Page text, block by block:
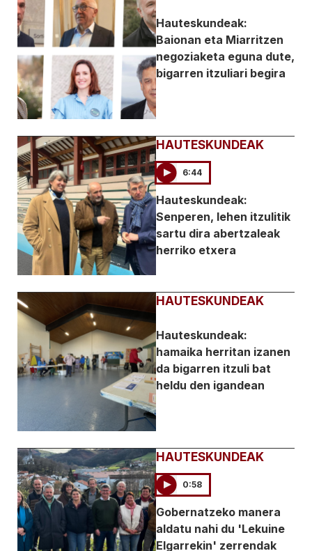
Hauteskundeak:
Baionan eta Miarritzen
negoziaketa eguna dute,
bigarren itzuliari begira
HAUTESKUNDEAK
6:44
Hauteskundeak:
Senperen, lehen itzulitik
sartu dira abertzaleak
herriko etxera
HAUTESKUNDEAK
Hauteskundeak:
hamaika herritan izanen
da bigarren itzuli bat
heldu den igandean
HAUTESKUNDEAK
0:58
Gobernatzeko manera
aldatu nahi du 'Lekuine
Elgarrekin' zerrendak